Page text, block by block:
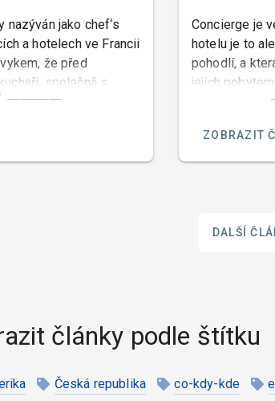
jako chef‘s
a hotelech ve Francii
že před
společně s
prostřenému
Concierge je
hotelu je to
pohodlí, a
jejich
concierge až
ZOBRAZIT
DALŠÍ
články podle štítku
Česká republika co-kdy-kde